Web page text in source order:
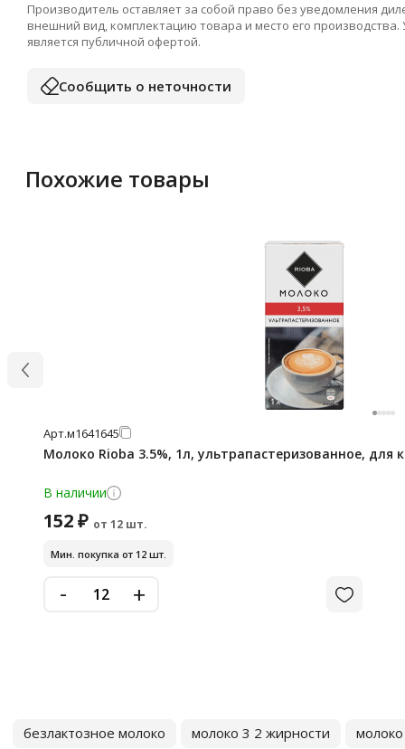
Производитель оставляет за собой право без уведомления
внешний вид, комплектацию товара и место его
является публичной офертой.
Сообщить о неточности
Похожие товары
Арт.м1641645
Молоко Rioba 3.5%, 1л, ультрапастеризованное, для
В наличии
152 ₽ от 12 шт.
Мин. покупка от 12 шт.
- +
безлактозное молоко молоко 3 2 жирности